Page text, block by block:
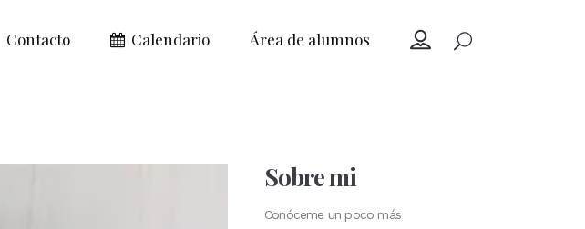
Contacto Calendario Área de alumnos
Sobre mi
Conóceme un poco más